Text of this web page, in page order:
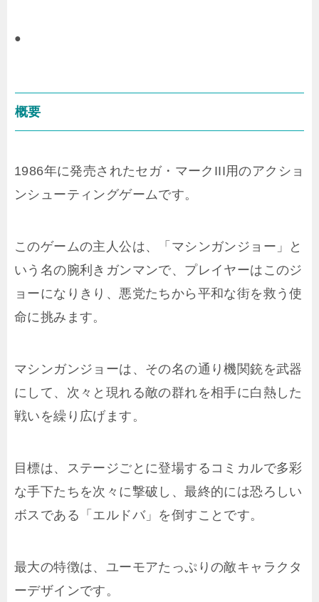
●
概要
1986年に発売されたセガ・マークIII用のアクショ
ンシューティングゲームです。
このゲームの主人公は、「マシンガンジョー」と
いう名の腕利きガンマンで、プレイヤーはこのジ
ョーになりきり、悪党たちから平和な街を救う使
命に挑みます。
マシンガンジョーは、その名の通り機関銃を武器
にして、次々と現れる敵の群れを相手に白熱した
戦いを繰り広げます。
目標は、ステージごとに登場するコミカルで多彩
な手下たちを次々に撃破し、最終的には恐ろしい
ボスである「エルドバ」を倒すことです。
最大の特徴は、ユーモアたっぷりの敵キャラクタ
ーデザインです。